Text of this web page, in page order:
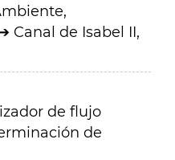
Canal de Isabel II,
de flujo
de